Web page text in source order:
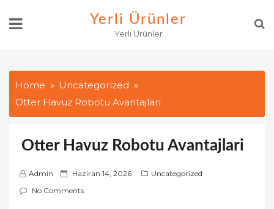
Yerli Ürünler
Yerli Ürünler
Home
Uncategorized
Otter Havuz Robotu Avantajlari
Otter Havuz Robotu Avantajlari
Admin
P
o
Haziran 14, 2026
Uncategorized
No Comments